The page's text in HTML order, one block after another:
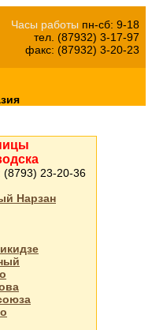
Часы работы пн-сб: 9-18
тел. (87932) 3-17-97
факс: (87932) 3-20-23
(8793) 23-20-36
Нарзан